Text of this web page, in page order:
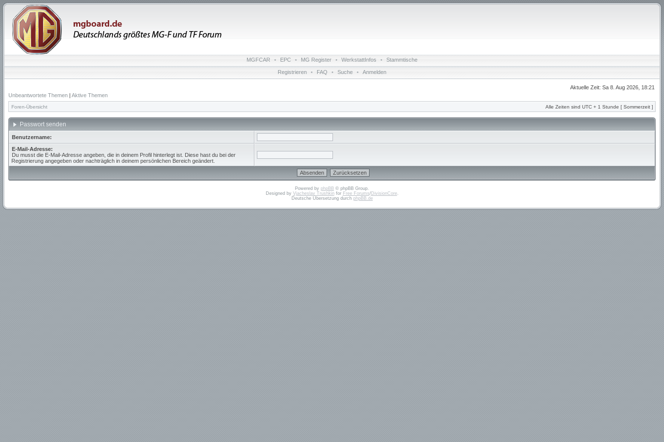
MGFCAR • EPC • MG Register • WerkstattInfos • Stammtische
Registrieren • FAQ • Suche • Anmelden
Aktuelle Zeit: Sa 8. Aug 2026, 18:21
Unbeantwortete Themen | Aktive Themen
Foren-Übersicht Alle Zeiten sind UTC + 1 Stunde [ Sommerzeit ]
Passwort senden
Benutzername:
E-Mail-Adresse:
Du musst die E-Mail-Adresse angeben, die in deinem Profil hinterlegt ist. Diese hast du bei der
Registrierung angegeben oder nachträglich in deinem persönlichen Bereich geändert.
Powered by phpBB © phpBB Group.
Designed by Vjacheslav Trushkinfor Free Forums/DivisionCore.
Deutsche Übersetzung durch phpBB.de